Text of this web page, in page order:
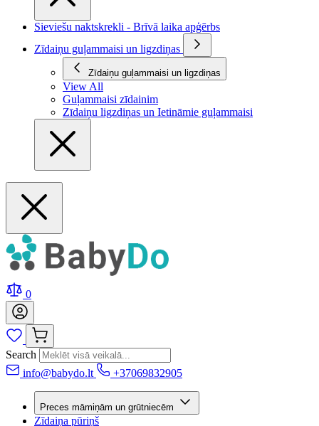
Sieviešu naktskrekli - Brīvā laika apģērbs
Zīdaiņu guļammaisi un ligzdiņas
Zīdaiņu guļammaisi un ligzdiņas
View All
Guļammaisi zīdainim
Zīdaiņu ligzdiņas un Ietināmie guļammaisi
0
Search
info@babydo.lt
+37069832905
Preces māmiņām un grūtniecēm
Zīdaiņa pūriņš